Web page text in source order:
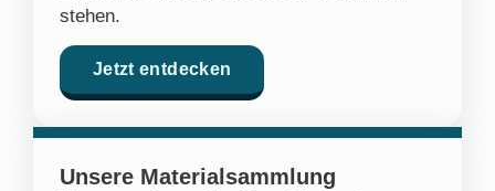
stehen.
Jetzt entdecken
Unsere Materialsammlung